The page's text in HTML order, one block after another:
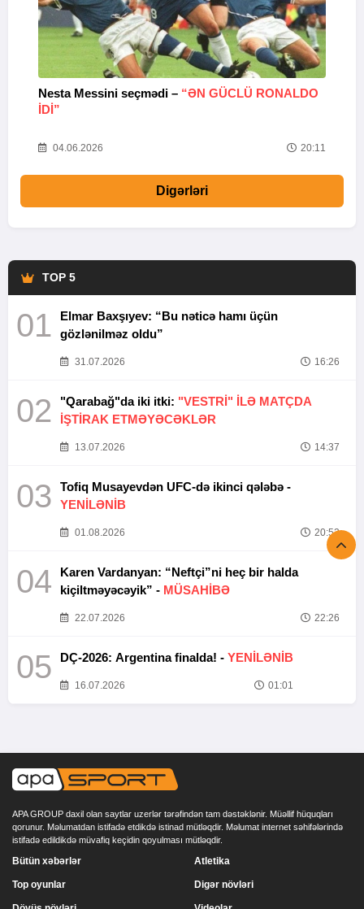
Nesta Messini seçmədi – “ƏN GÜCLÜ RONALDO
IDI”
04.06.2026 20:11
Digərləri
TOP 5
01
Elmar Baxşıyev: “Bu nəticə hamı üçün
gözlənilməz oldu”
31.07.2026 16:26
02 "Qarabağ"da iki itki: "VESTRİ" İLƏ MATÇDA
İŞTİRAK ETMƏYƏCƏKLƏR
13.07.2026 14:37
03
Tofiq Musayevdən UFC-də ikinci qələbə -
YENİLƏNİB
01.08.2026 20:52
04
Karen Vardanyan: “Neftçi”ni heç bir halda
kiçiltməyəcəyik” - MÜSAHİBƏ
22.07.2026 22:26
05 DÇ-2026: Argentina finalda! - YENİLƏNİB
16.07.2026 01:01
APA GROUP daxil olan saytlar uzerlər tərəfindən tam dəstəklənir. Müəllif hüquqları
qorunur. Məlumatdan istifadə etdikdə istinad mütləqdir. Məlumat internet səhifələrində
istifadə edildikdə müvafiq keçidin qoyulması mütləqdir.
Bütün xəbərlər
Top oyunlar
Atletika
Digər növləri